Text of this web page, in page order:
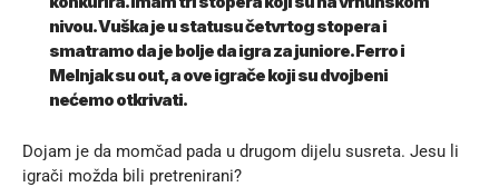
nivou. Vuška je u statusu četvrtog stopera i
smatramo da je bolje da igra za juniore. Ferro i
Melnjak su out, a ove igrače koji su dvojbeni
nećemo otkrivati.
Dojam je da momčad pada u drugom dijelu susreta. Jesu li
igrači možda bili pretrenirani?